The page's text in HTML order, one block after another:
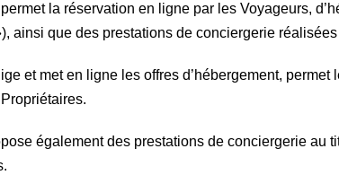
la réservation en ligne par les Voyageurs,
ainsi que des prestations de conciergerie
et met en ligne les offres d’hébergement,
également des prestations de conciergerie